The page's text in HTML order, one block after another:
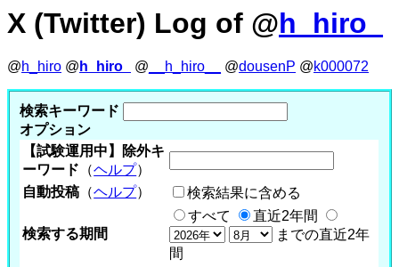
X (Twitter) Log of @h_hiro_
@h_hiro @ h_hiro_ @ __h_hiro__ @dousenP @k000072
検索キーワード
オプション
【試験運用中】除外キ
ーワード （ヘルプ）
自動投稿 （ヘルプ） 検索結果に含める
検索する期間
すべて
直近2年間
までの直近2年
間